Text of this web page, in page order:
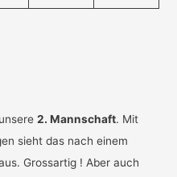
2. Mannschaft. Mit
sieht das nach einem
Grossartig ! Aber auch